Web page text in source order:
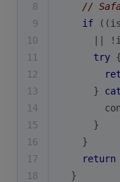
8
//
9
if
10
||
11
try {
12
13
      }
14
15
      }
16
    }
17
return
18
  }